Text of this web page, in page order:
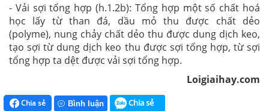
- Vải sợi tổng hợp (h.1.2b): Tổng hợp một số chất hoá
học lấy từ than đá, dầu mỏ thu được chất dẻo
(polyme), nung chảy chất dẻo thu được dung dịch keo,
tạo sợi từ dung dịch keo thu được sợi tổng hợp, từ sợi
tổng hợp ta dệt được vải sợi tổng hợp.
Loigiaihay.com
Chia sẻ Bình luận Chia sẻ